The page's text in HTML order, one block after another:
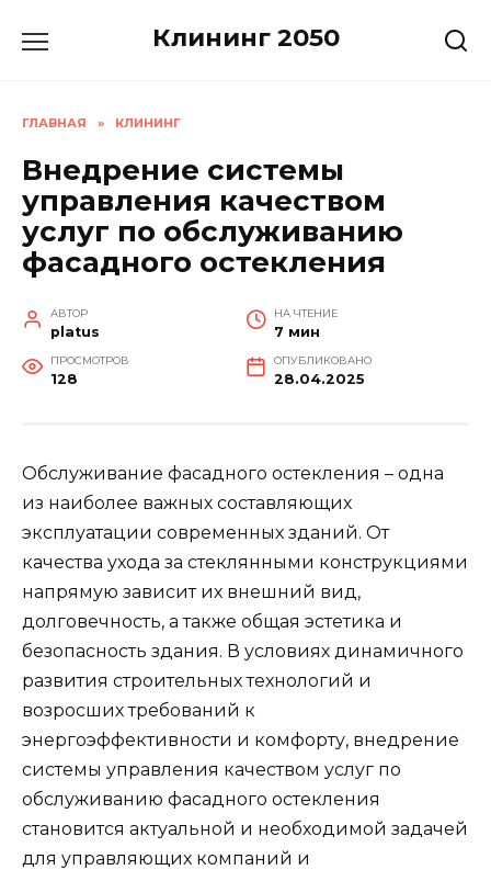
Клининг 2050
ГЛАВНАЯ » КЛИНИНГ
Внедрение системы
управления качеством
услуг по обслуживанию
фасадного остекления
АВТОР
platus
НА ЧТЕНИЕ
7 мин
ПРОСМОТРОВ
128
ОПУБЛИКОВАНО
28.04.2025
Обслуживание фасадного остекления – одна
из наиболее важных составляющих
эксплуатации современных зданий. От
качества ухода за стеклянными конструкциями
напрямую зависит их внешний вид,
долговечность, а также общая эстетика и
безопасность здания. В условиях динамичного
развития строительных технологий и
возросших требований к
энергоэффективности и комфорту, внедрение
системы управления качеством услуг по
обслуживанию фасадного остекления
становится актуальной и необходимой задачей
для управляющих компаний и